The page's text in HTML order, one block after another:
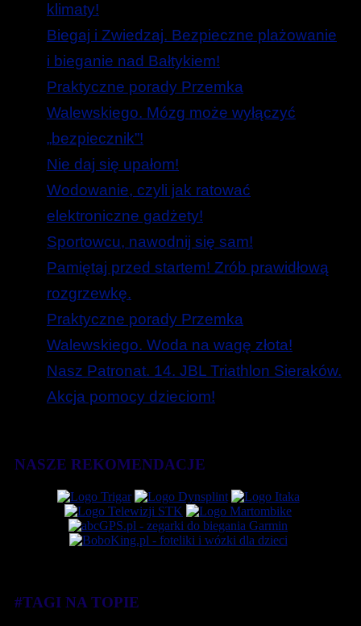
klimaty!
Biegaj i Zwiedzaj. Bezpieczne plażowanie
i bieganie nad Bałtykiem!
Praktyczne porady Przemka
Walewskiego. Mózg może wyłączyć
„bezpiecznik”!
Nie daj się upałom!
Wodowanie, czyli jak ratować
elektroniczne gadżety!
Sportowcu, nawodnij się sam!
Pamiętaj przed startem! Zrób prawidłową
rozgrzewkę.
Praktyczne porady Przemka
Walewskiego. Woda na wagę złota!
Nasz Patronat. 14. JBL Triathlon Sieraków.
Akcja pomocy dzieciom!
NASZE REKOMENDACJE
#TAGI NA TOPIE